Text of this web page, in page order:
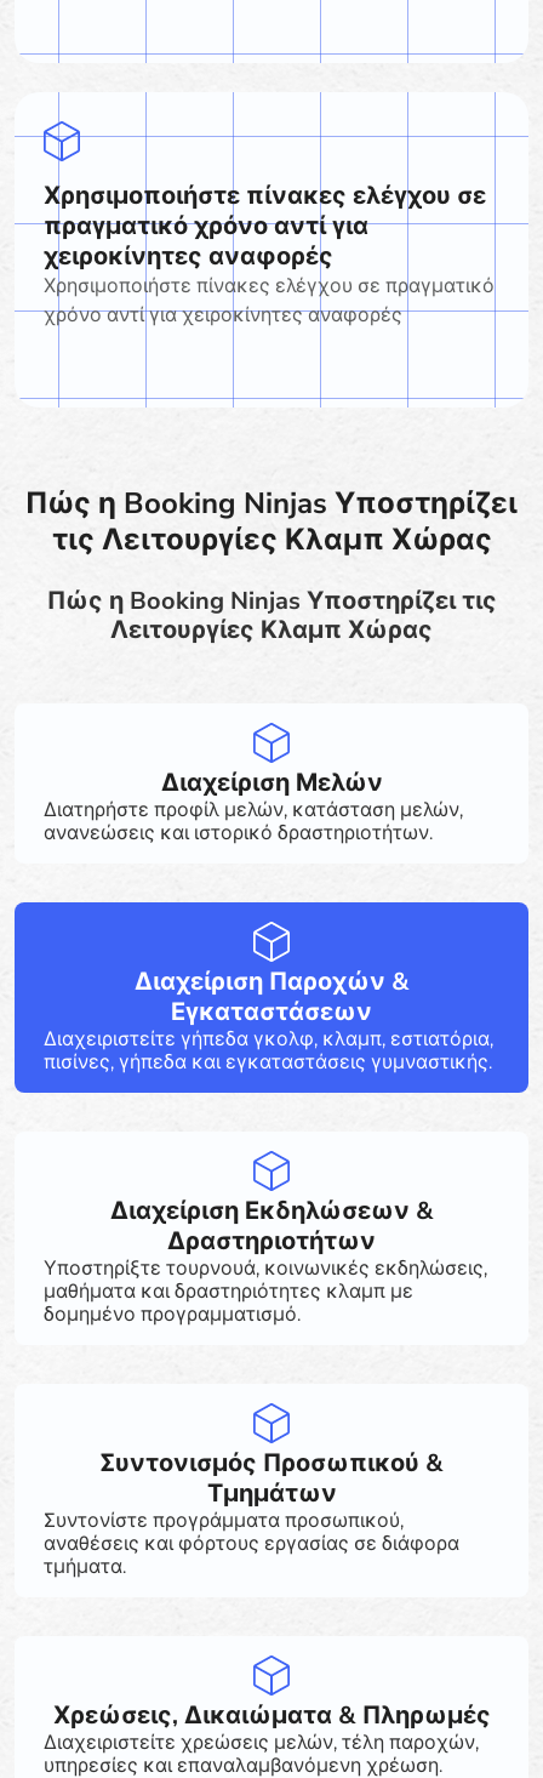
Χρησιμοποιήστε πίνακες ελέγχου σε
πραγματικό χρόνο αντί για
χειροκίνητες αναφορές
Χρησιμοποιήστε πίνακες ελέγχου σε πραγματικό
χρόνο αντί για χειροκίνητες αναφορές
Πώς η Booking Ninjas Υποστηρίζει
τις Λειτουργίες Κλαμπ Χώρας
Πώς η Booking Ninjas Υποστηρίζει τις
Λειτουργίες Κλαμπ Χώρας
Διαχείριση Μελών
Διατηρήστε προφίλ μελών, κατάσταση μελών,
ανανεώσεις και ιστορικό δραστηριοτήτων.
Διαχείριση Παροχών &
Εγκαταστάσεων
Διαχειριστείτε γήπεδα γκολφ, κλαμπ, εστιατόρια,
πισίνες, γήπεδα και εγκαταστάσεις γυμναστικής.
Διαχείριση Εκδηλώσεων &
Δραστηριοτήτων
Υποστηρίξτε τουρνουά, κοινωνικές εκδηλώσεις,
μαθήματα και δραστηριότητες κλαμπ με
δομημένο προγραμματισμό.
Συντονισμός Προσωπικού &
Τμημάτων
Συντονίστε προγράμματα προσωπικού,
αναθέσεις και φόρτους εργασίας σε διάφορα
τμήματα.
Χρεώσεις, Δικαιώματα & Πληρωμές
Διαχειριστείτε χρεώσεις μελών, τέλη παροχών,
υπηρεσίες και επαναλαμβανόμενη χρέωση.